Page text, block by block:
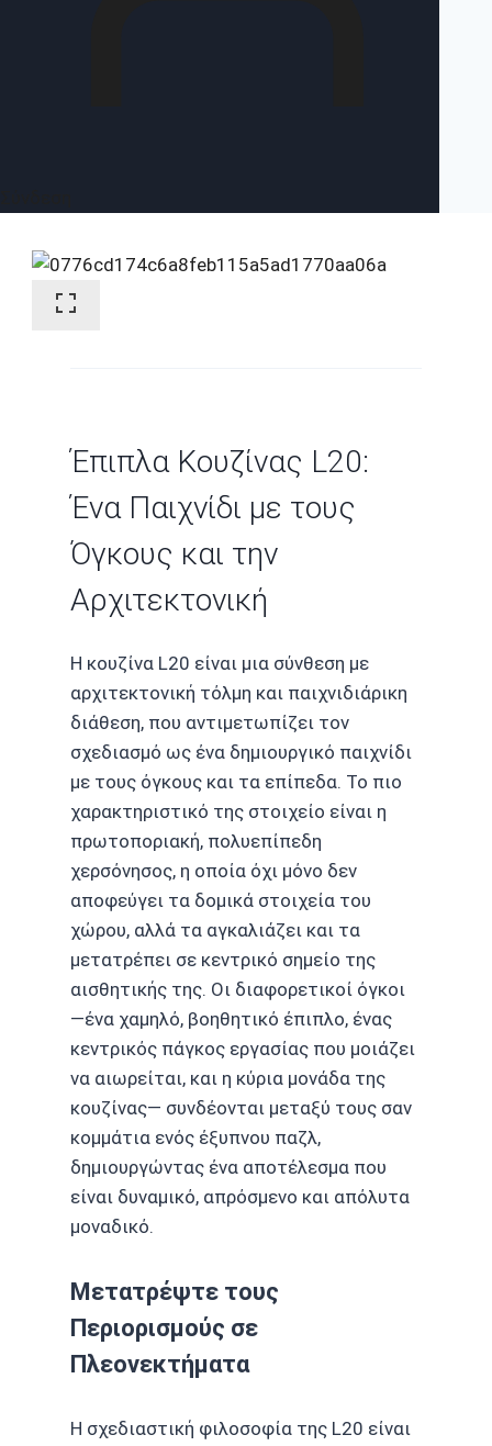
Έπιπλα Κουζίνας L20:
Ένα Παιχνίδι με τους
Όγκους και την
Αρχιτεκτονική
Η κουζίνα L20 είναι μια σύνθεση με
αρχιτεκτονική τόλμη και παιχνιδιάρικη
διάθεση, που αντιμετωπίζει τον
σχεδιασμό ως ένα δημιουργικό παιχνίδι
με τους όγκους και τα επίπεδα. Το πιο
χαρακτηριστικό της στοιχείο είναι η
πρωτοποριακή, πολυεπίπεδη
χερσόνησος, η οποία όχι μόνο δεν
αποφεύγει τα δομικά στοιχεία του
χώρου, αλλά τα αγκαλιάζει και τα
μετατρέπει σε κεντρικό σημείο της
αισθητικής της. Οι διαφορετικοί όγκοι
—ένα χαμηλό, βοηθητικό έπιπλο, ένας
κεντρικός πάγκος εργασίας που μοιάζει
να αιωρείται, και η κύρια μονάδα της
κουζίνας— συνδέονται μεταξύ τους σαν
κομμάτια ενός έξυπνου παζλ,
δημιουργώντας ένα αποτέλεσμα που
είναι δυναμικό, απρόσμενο και απόλυτα
μοναδικό.
Μετατρέψτε τους
Περιορισμούς σε
Πλεονεκτήματα
Η σχεδιαστική φιλοσοφία της L20 είναι